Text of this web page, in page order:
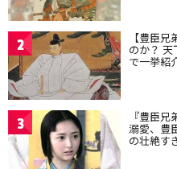
2 【豊臣
のか？
で一挙紹
3 『豊臣
溺愛、豊
の壮絶す